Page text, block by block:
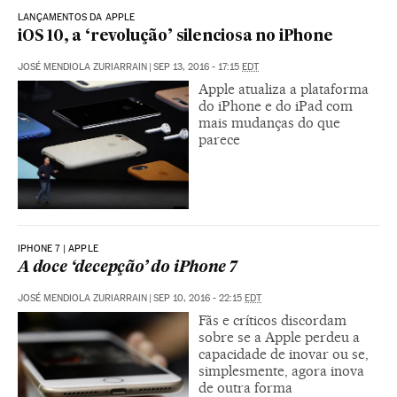
LANÇAMENTOS DA APPLE
iOS 10, a ‘revolução’ silenciosa no iPhone
JOSÉ MENDIOLA ZURIARRAIN | SEP 13, 2016 - 17:15 EDT
Apple atualiza a plataforma
do iPhone e do iPad com
mais mudanças do que
parece
IPHONE 7 | APPLE
A doce ‘decepção’ do iPhone 7
JOSÉ MENDIOLA ZURIARRAIN | SEP 10, 2016 - 22:15 EDT
Fãs e críticos discordam
sobre se a Apple perdeu a
capacidade de inovar ou se,
simplesmente, agora inova
de outra forma